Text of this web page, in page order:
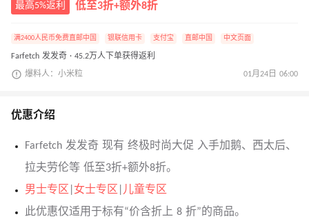
最高5%返利 低至3折+额外8折
满2400人民币免费直邮中国 银联信用卡 支付宝 直邮中国 中文页面
Farfetch 发发奇 · 45.2万人下单获得返利
爆料人：小米粒 01月24日 06:00
优惠介绍
Farfetch 发发奇 现有 终极时尚大促 入手加鹅、西太后、
拉夫劳伦等 低至3折+额外8折。
男士专区
女士专区
儿童专区
此优惠仅适用于标有“价含折上 8 折”的商品。